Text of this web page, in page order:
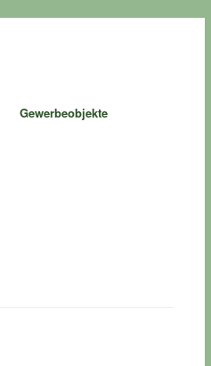
Gewerbeobjekte